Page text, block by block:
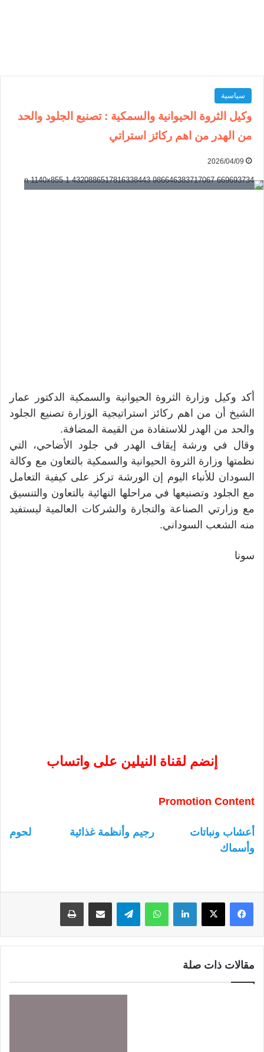
سياسية
وكيل الثروة الحيوانية والسمكية : تصنيع الجلود والحد
من الهدر من اهم ركائز استراتي
2026/04/09
أكد وكيل وزارة الثروة الحيوانية والسمكية الدكتور عمار
الشيخ أن من اهم ركائز استراتيجية الوزارة تصنيع الجلود
والحد من الهدر للاستفادة من القيمة المضافة.
وقال في ورشة إيقاف الهدر في جلود الأضاحي، التي
نظمتها وزارة الثروة الحيوانية والسمكية بالتعاون مع وكالة
السودان للأنباء اليوم إن الورشة تركز على كيفية التعامل
مع الجلود وتصنيعها في مراحلها النهائية بالتعاون والتنسيق
مع وزارتي الصناعة والتجارة والشركات العالمية ليستفيد
منه الشعب السوداني.
سونا
إنضم لقناة النيلين على واتساب
Promotion Content
أعشاب ونباتات رجيم وأنظمة غذائية
لحوم
وأسماك
لينكدإن واتساب
مقالات ذات صلة